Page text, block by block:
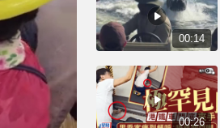
00:14
00:26